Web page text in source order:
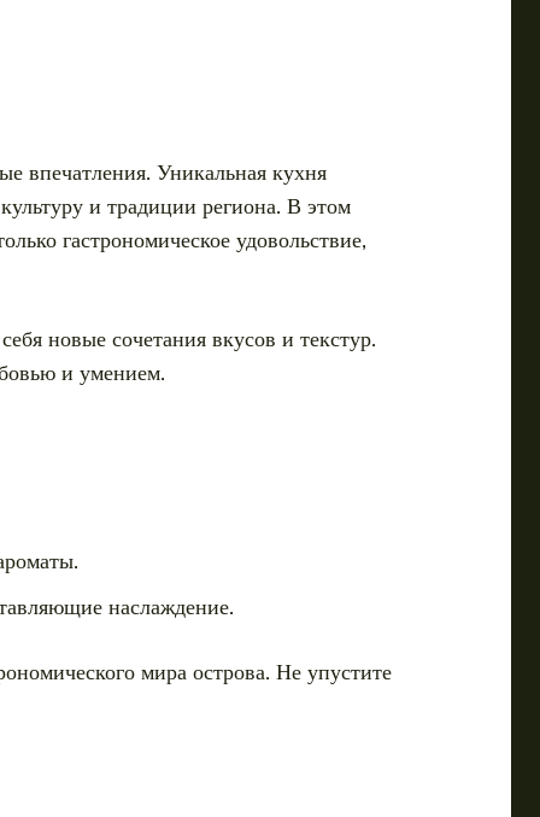
впечатления. Уникальная кухня
и традиции региона. В этом
гастрономическое удовольствие,
новые сочетания вкусов и текстур.
и умением.
наслаждение.
мира острова. Не упустите